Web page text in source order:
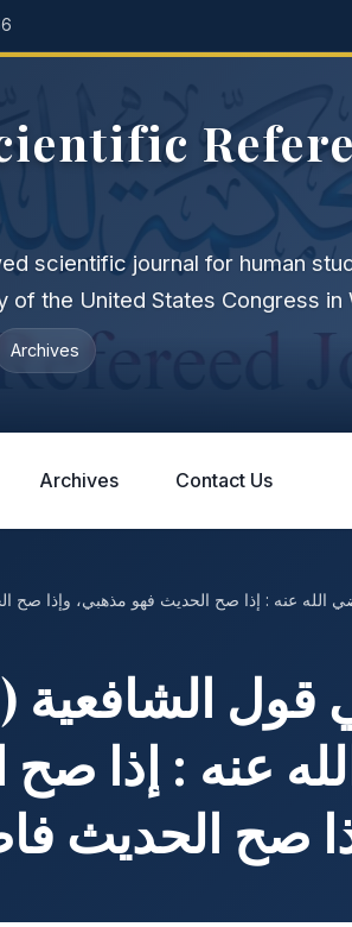
scientific journal for human
of the United States Congress in
Archives
Archives Contact Us
قول
عنه : إذا صح
صح الحديث